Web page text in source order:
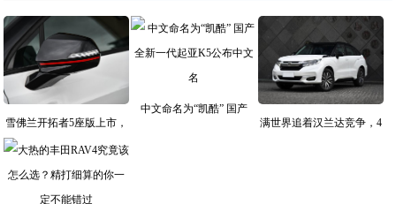
雪佛兰开拓者5座版上市，
中文命名为“凯酷” 国产
满世界追着汉兰达竞争，4